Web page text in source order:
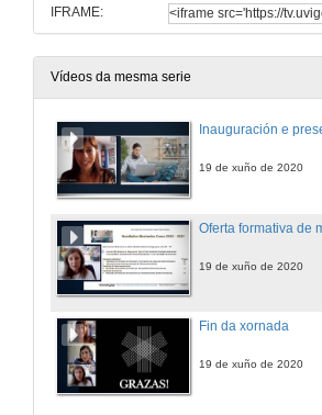
IFRAME:
Vídeos da mesma serie
Inauguración e
19 de xuño de 2020
Oferta formativa de
19 de xuño de 2020
Fin da xornada
19 de xuño de 2020